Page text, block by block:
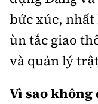
bức xúc,
ùn tắc giao
và quản lý
Vì sao không